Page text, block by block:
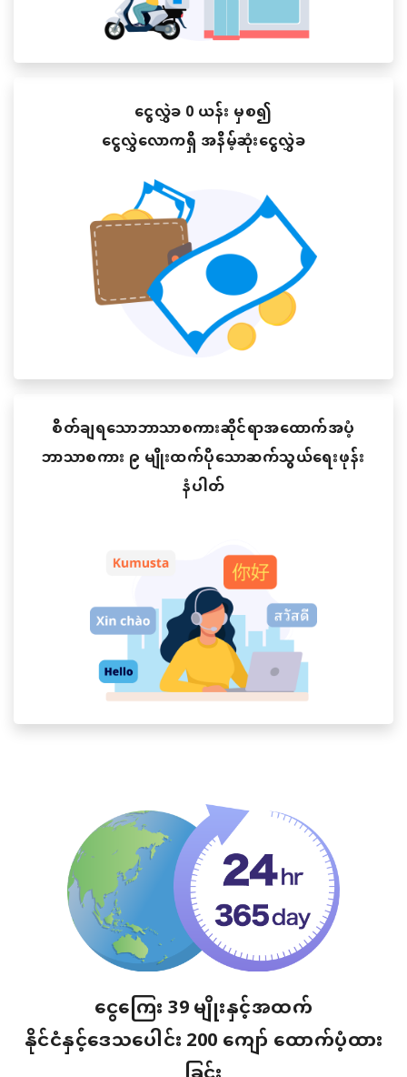
ငွေလွှဲခ 0 ယန်း မှစ၍
ငွေလွှဲလောကရှိ အနိမ့်ဆုံးငွေလွှဲခ
စိတ်ချရသောဘာသာစကားဆိုင်ရာအထောက်အပံ့
ဘာသာစကား ၉ မျိုးထက်ပိုသောဆက်သွယ်ရေးဖုန်း
နံပါတ်
ငွေကြေး 39 မျိုးနှင့်အထက်
နိုင်ငံနှင့်ဒေသပေါင်း 200 ကျော် ထောက်ပံ့ထား